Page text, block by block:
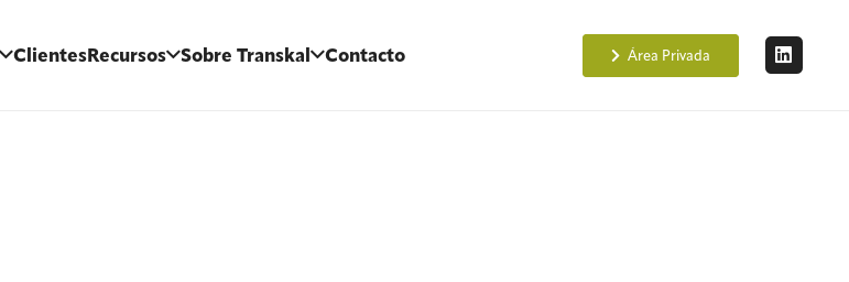
ClientesRecursos Sobre Transkal Contacto Área Privada